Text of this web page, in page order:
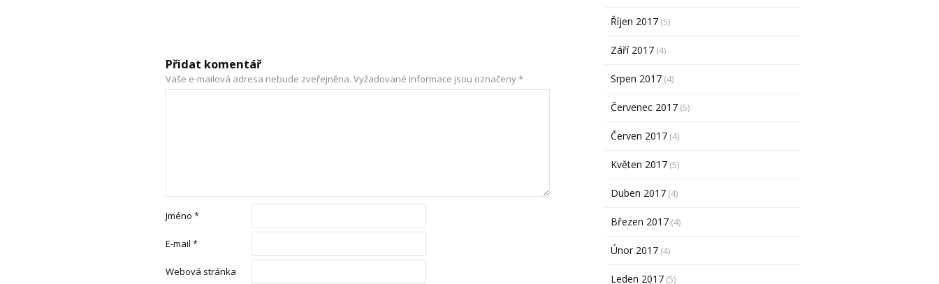
Přidat komentář
Vaše e-mailová adresa nebude zveřejněna. Vyžadované informace jsou označeny*
Jméno *
E-mail *
Webová stránka
Říjen 2017 (5)
Září 2017 (4)
Srpen 2017 (4)
Červenec 2017 (5)
Červen 2017 (4)
Květen 2017 (5)
Duben 2017 (4)
Březen 2017 (4)
Únor 2017 (4)
Leden 2017 (5)